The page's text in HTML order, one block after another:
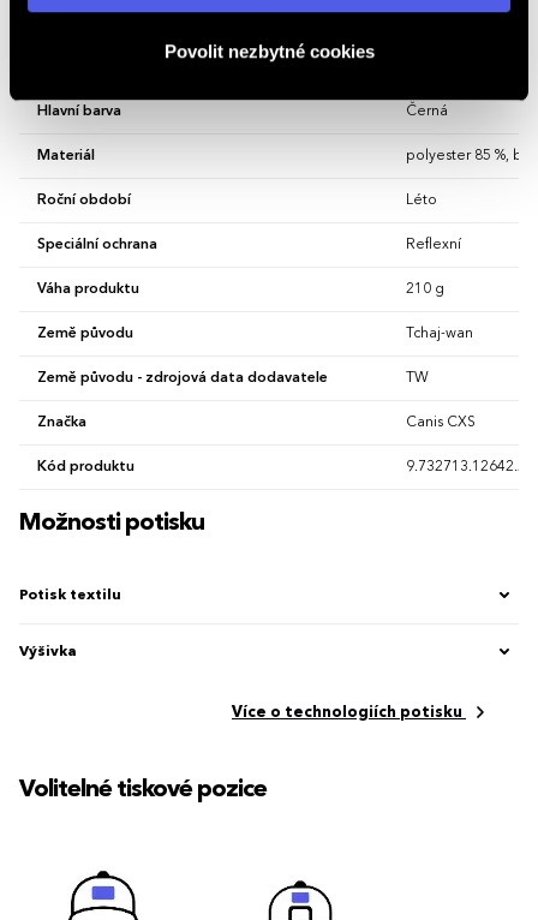
Povolit nezbytné cookies
Hlavní barva Černá
Materiál polyester 85 %,
Roční období Léto
Speciální ochrana Reflexní
Váha produktu 210 g
Země původu Tchaj-wan
Země původu - zdrojová data dodavatele TW
Značka Canis CXS
Kód produktu
Možnosti potisku
Potisk textilu
Výšivka
Více o technologiích potisku
Volitelné tiskové pozice